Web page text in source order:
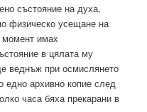
състояние на духа,
физическо усещане на
момент имах
в цялата му
веднъж при осмислянето
едно архивно копие след
часа бяха прекарани в